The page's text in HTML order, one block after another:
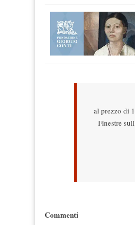
al prezzo di
Finestre
Commenti